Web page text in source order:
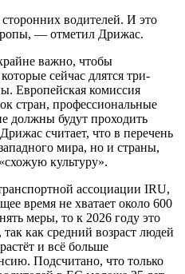
водителей. И это
— отметил Дрижас.
важно, чтобы
сейчас длятся три-
Европейская комиссия
стран, профессиональные
должны будут проходить
считает, что в перечень
мира, но и страны,
культуру».
ассоциации IRU,
время не хватает около 600
меры, то к 2026 году это
как средний возраст людей
и всё больше
Подсчитано, что только